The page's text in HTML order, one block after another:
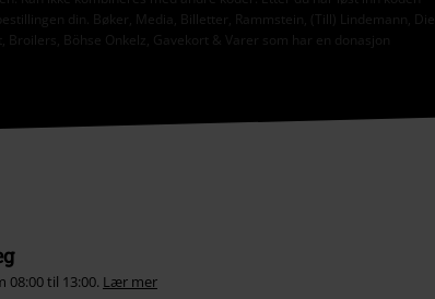
din. Bøker, Media, Billetter, Rammstein, (Till) Lindemann, Die
Broilers, Böhse Onkelz, Gavekort & Varer som har en donasjon
til 13:00. Lær mer